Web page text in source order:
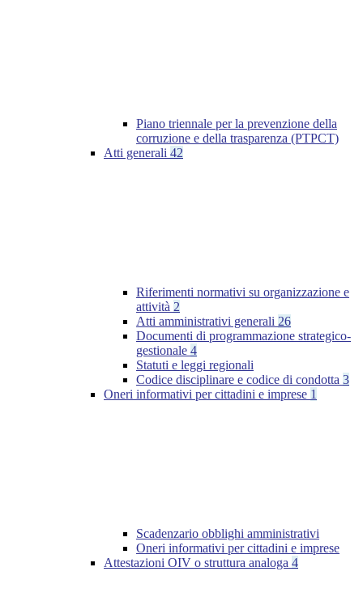
Piano triennale per la prevenzione della
corruzione e della trasparenza (PTPCT)
Atti generali 42
Riferimenti normativi su organizzazione e
attività 2
Atti amministrativi generali 26
Documenti di programmazione strategico-
gestionale 4
Statuti e leggi regionali
Codice disciplinare e codice di condotta 3
Oneri informativi per cittadini e imprese 1
Scadenzario obblighi amministrativi
Oneri informativi per cittadini e imprese
Attestazioni OIV o struttura analoga 4